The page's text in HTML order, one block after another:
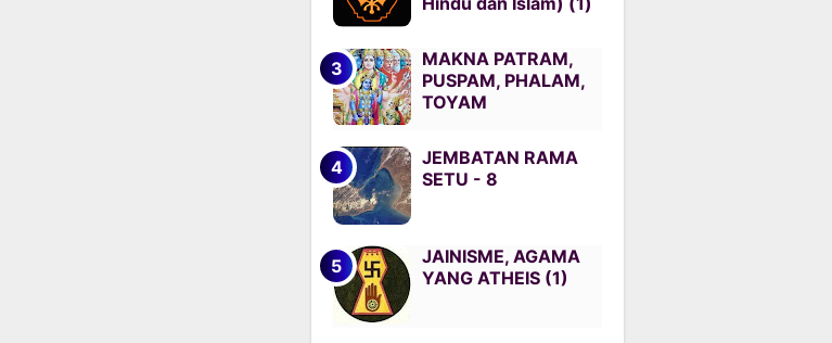
MAKNA PATRAM,
PUSPAM, PHALAM,
TOYAM
JEMBATAN RAMA
SETU - 8
JAINISME, AGAMA
YANG ATHEIS (1)